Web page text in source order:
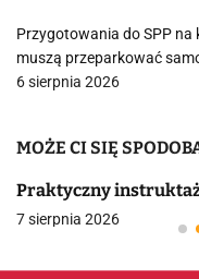
Przygotowania do SPP na
muszą przeparkować
6 sierpnia 2026
MOŻE CI SIĘ
Praktyczny
7 sierpnia 2026